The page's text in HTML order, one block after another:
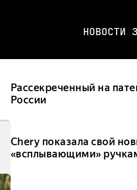
НОВОСТИ
Рассекреченный на
России
Chery показала свой
«всплывающими»